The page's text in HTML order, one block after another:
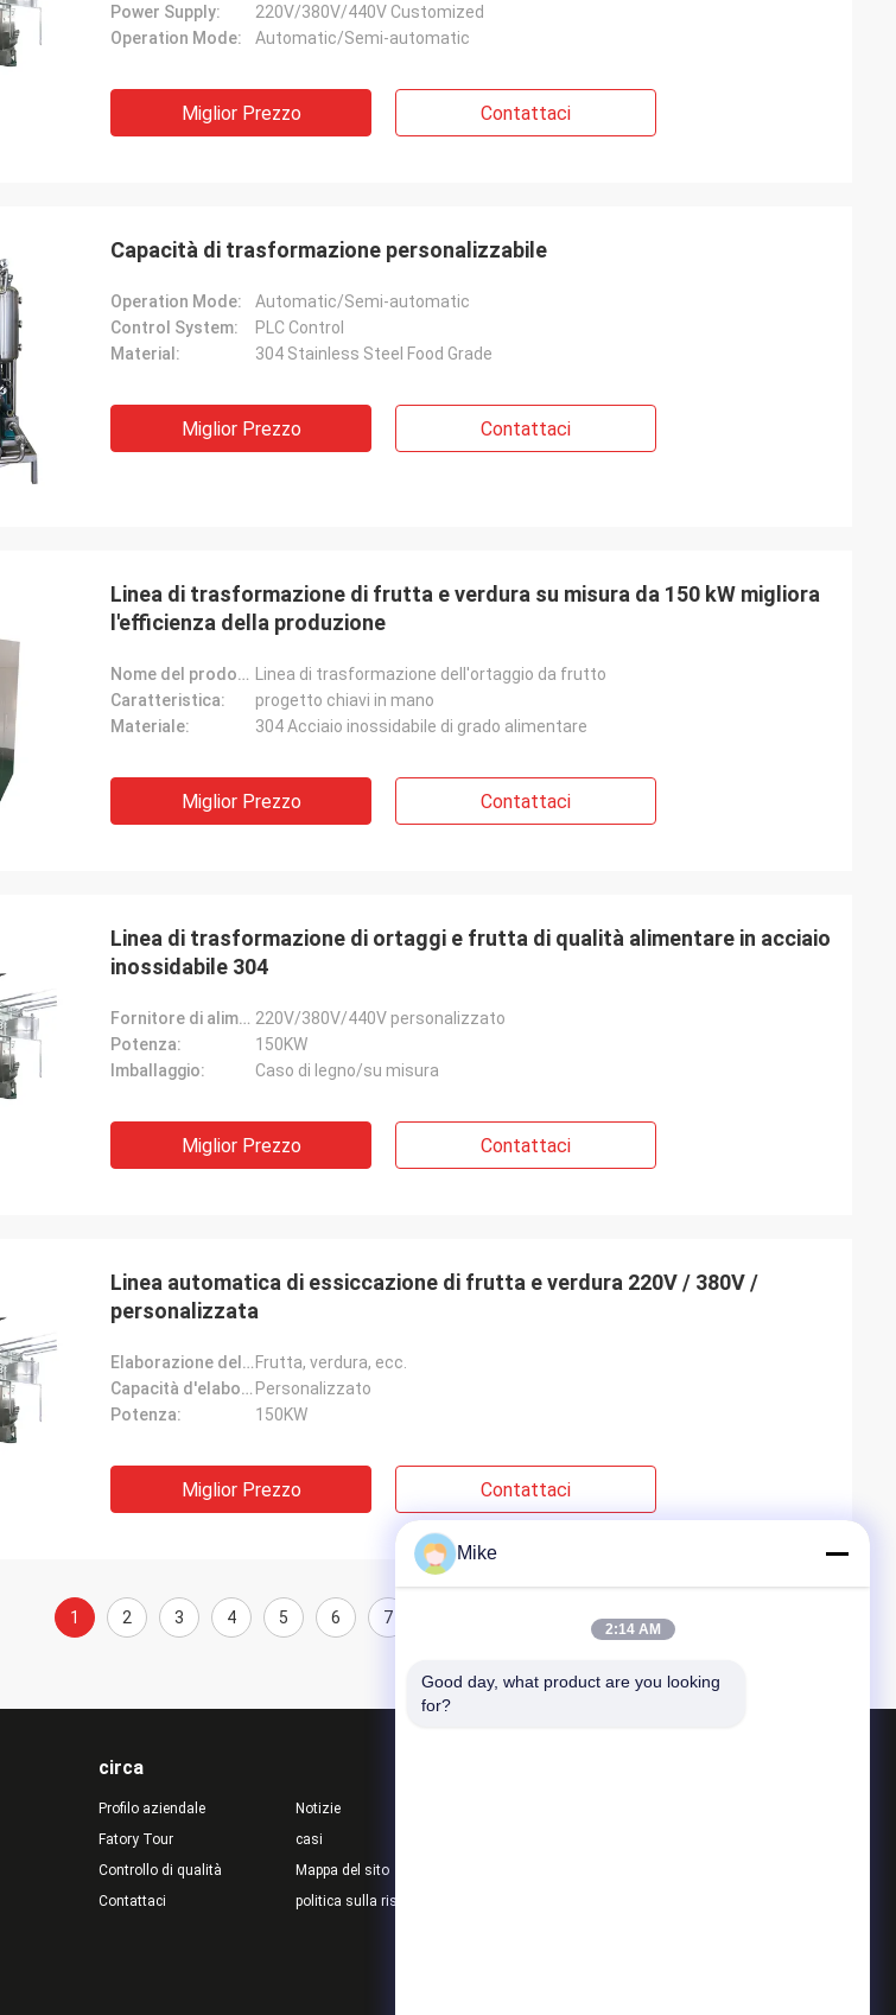
Power Supply:
220V/380V/440V Customized
Operation Mode:
Automatic/Semi-automatic
Miglior Prezzo Contattaci
Capacità di trasformazione personalizzabile
Operation Mode:
Automatic/Semi-automatic
Control System:
PLC Control
Material:
304 Stainless Steel Food Grade
Miglior Prezzo Contattaci
Linea di trasformazione di frutta e verdura su misura da 150 kW migliora
l'efficienza della produzione
Nome del prodotto:
Linea di trasformazione dell'ortaggio da frutto
Caratteristica:
progetto chiavi in mano
Materiale:
304 Acciaio inossidabile di grado alimentare
Miglior Prezzo Contattaci
Linea di trasformazione di ortaggi e frutta di qualità alimentare in acciaio
inossidabile 304
Fornitore di alimentazione: 220V/380V/440V personalizzato
Potenza:
150KW
Imballaggio:
Caso di legno/su misura
Miglior Prezzo Contattaci
Linea automatica di essiccazione di frutta e verdura 220V / 380V /
personalizzata
Elaborazione del materiale: Frutta, verdura, ecc.
Capacità d'elaborazione: Personalizzato
Potenza:
150KW
Miglior Prezzo Contattaci
1 2 3 4 5 6 7
circa
Profilo aziendale
Fatory Tour
Controllo di qualità
Contattaci
Notizie
casi
Mappa del sito
politica sulla riservatezza
Mike
2:14 AM
Good day, what product are you looking
for?